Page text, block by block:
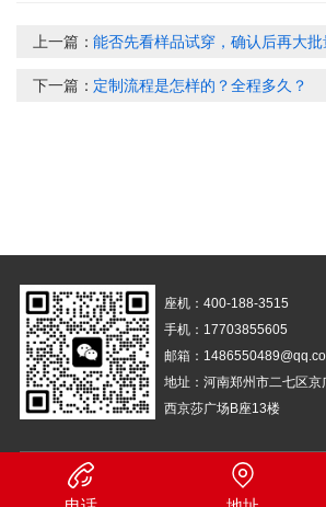
上一篇：能否先看样品试穿，确认后再大批
下一篇： 定制流程是怎样的？全程多久？
座机：400-188-3515
手机：17703855605
邮箱：
地址：河南郑州市二七区
西京莎广场B座13楼
备案号： 豫ICP备14029661号-1